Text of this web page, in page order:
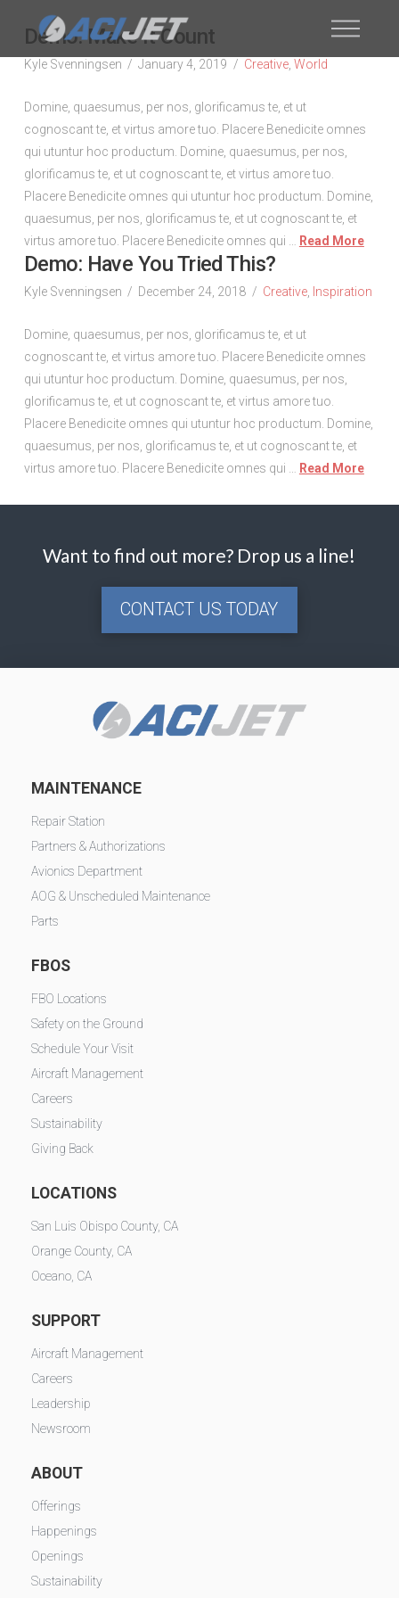
Demo: Make It Count
Kyle Svenningsen January 4, 2019 Creative ,World
Domine, quaesumus, per nos, glorificamus te, et ut
cognoscant te, et virtus amore tuo. Placere Benedicite omnes
qui utuntur hoc productum. Domine, quaesumus, per nos,
glorificamus te, et ut cognoscant te, et virtus amore tuo.
Placere Benedicite omnes qui utuntur hoc productum. Domine,
quaesumus, per nos, glorificamus te, et ut cognoscant te, et
virtus amore tuo. Placere Benedicite omnes qui …
Read More
Demo: Have You Tried This?
Kyle Svenningsen December 24, 2018 Creative Inspiration
Domine, quaesumus, per nos, glorificamus te, et ut
cognoscant te, et virtus amore tuo. Placere Benedicite omnes
qui utuntur hoc productum. Domine, quaesumus, per nos,
glorificamus te, et ut cognoscant te, et virtus amore tuo.
Placere Benedicite omnes qui utuntur hoc productum. Domine,
quaesumus, per nos, glorificamus te, et ut cognoscant te, et
virtus amore tuo. Placere Benedicite omnes qui …
Read More
Want to find out more? Drop us a line!
CONTACT US TODAY
MAINTENANCE
Repair Station
Partners & Authorizations
Avionics Department
AOG & Unscheduled Maintenance
Parts
FBOS
FBO Locations
Safety on the Ground
Schedule Your Visit
Aircraft Management
Careers
Sustainability
Giving Back
LOCATIONS
San Luis Obispo County, CA
Orange County, CA
Oceano, CA
SUPPORT
Aircraft Management
Careers
Leadership
Newsroom
ABOUT
Offerings
Happenings
Openings
Sustainability